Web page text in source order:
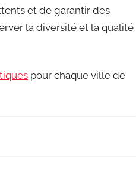
et de garantir des
la diversité et la qualité
pour chaque ville de